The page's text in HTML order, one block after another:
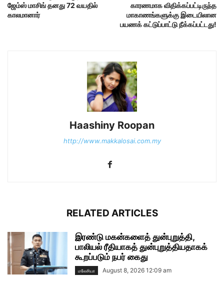
ஜேம்ஸ் மாசிங் தனது 72 வயதில்
காலமானார்
காரணமாக விதிக்கப்பட்டிருந்த
மாகாணங்களுக்கு இடையிலான
பயணக் கட்டுப்பாட்டு நீக்கப்பட்டது!
Haashiny Roopan
http://www.makkalosai.com.my
RELATED ARTICLES
இரண்டு மகன்களைத் துன்புறுத்தி,
பாலியல் ரீதியாகத் துன்புறுத்தியதாகக்
கூறப்படும் நபர் கைது
மலேசியா August 8, 2026 12:09 am